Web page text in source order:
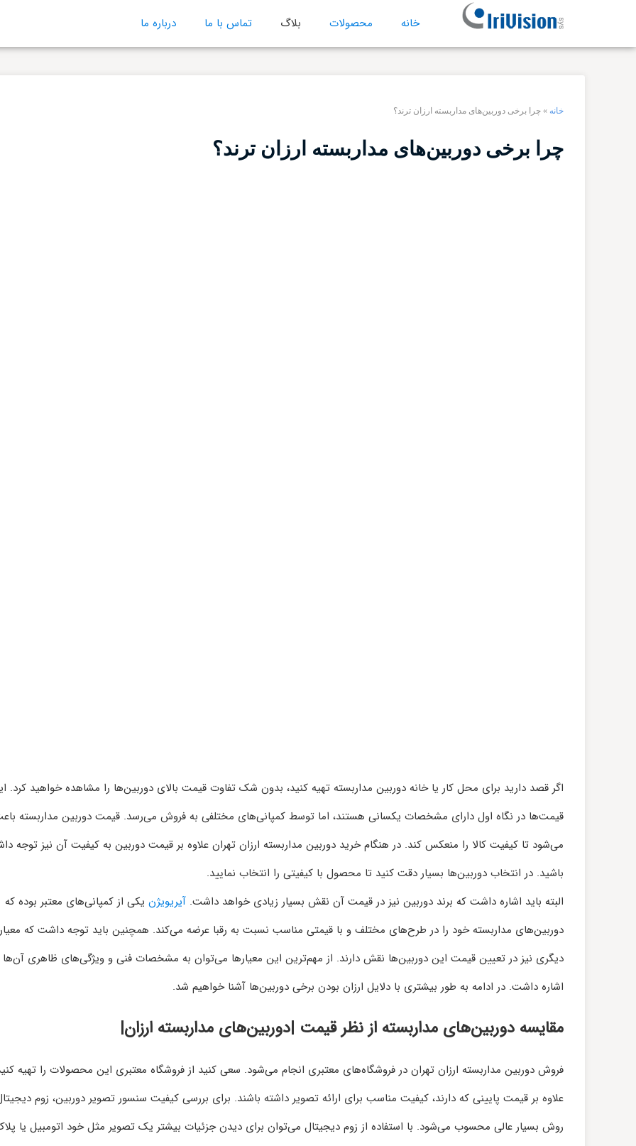
خانه محصولات بلاگ تماس با ما درباره ما
خانه » چرا برخی دوربین‌های مداربسته ارزان ترند؟
چرا برخی دوربین‌های مداربسته ارزان ترند؟
اگر قصد دارید برای محل کار یا خانه دوربین مداربسته تهیه کنید، بدون شک تفاوت قیمت بالای دوربین‌ها را مشاهده خواهید کرد.
قیمت‌ها در نگاه اول دارای مشخصات یکسانی هستند، اما توسط کمپانی‌های مختلفی به فروش می‌رسد. قیمت دوربین مداربسته
می‌شود تا کیفیت کالا را منعکس کند. در هنگام خرید دوربین مداربسته ارزان تهران علاوه بر قیمت دوربین به کیفیت آن نیز توجه
باشید. در انتخاب دوربین‌ها بسیار دقت کنید تا محصول با کیفیتی را انتخاب نمایید.
البته باید اشاره داشت که برند دوربین‌ نیز در قیمت آن نقش بسیار زیادی خواهد داشت. آیریویژن یکی از کمپانی‌های معتبر بوده که
دوربین‌های مداربسته خود را در طرح‌های مختلف و با قیمتی مناسب نسبت به رقبا عرضه می‌کند. همچنین باید توجه داشت که
دیگری نیز در تعیین قیمت این دوربین‌ها نقش دارند. از مهم‌ترین این معیارها می‌توان به مشخصات فنی و ویژگی‌های ظاهری آن‌ها
اشاره داشت. در ادامه به طور بیشتری با دلایل ارزان بودن برخی دوربین‌ها آشنا خواهیم شد.
مقایسه دوربین‌های مداربسته از نظر قیمت |دوربین‌های مداربسته ارزان|
فروش دوربین مداربسته ارزان تهران در فروشگاه‌های معتبری انجام می‌شود. سعی کنید از فروشگاه معتبری این محصولات را تهیه
علاوه بر قیمت پایینی که دارند، کیفیت مناسب برای ارائه تصویر داشته باشند. برای بررسی کیفیت سنسور تصویر دوربین، زوم
روش بسیار عالی محسوب می‌شود. با استفاده از زوم دیجیتال می‌توان برای دیدن جزئیات بیشتر یک تصویر مثل خود اتومبیل یا